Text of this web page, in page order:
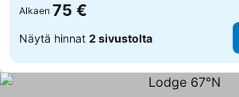
Alkaen 75 €
Näytä hinnat 2 sivustolta